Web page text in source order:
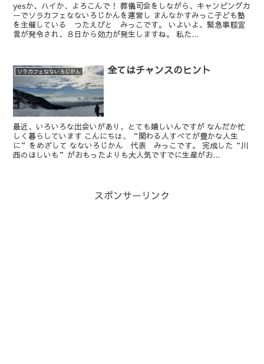
yesか、ハイか、よろこんで！ 葬儀司会をしながら、キャンピングカ
ーでソラカフェなないろじかんを運営し まんなかすみっこ子ども塾
を主催している つたえびと みっこです。 いよいよ、緊急事態宣
言が発令され、８日から効力が発生しますね。 私た...
ソラカフェなないろじかん 全てはチャンスのヒント
最近、いろいろな出会いがあり、とても嬉しいんですが なんだか忙
しく暮らしています こんにちは、“関わる人すべてが豊かな人生
に”をめざして なないろじかん 代表 みっこです。 完成した“川
西のほしいも”がおもったよりも大人気ですでに生産がお...
スポンサーリンク